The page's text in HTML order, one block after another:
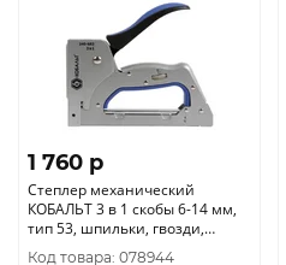
1 760 p
Степлер механический
КОБАЛЬТ 3 в 1 скобы 6-14 мм,
тип 53, шпильки, гвозди,
регулятор удара 240-683
Код товара: 078944